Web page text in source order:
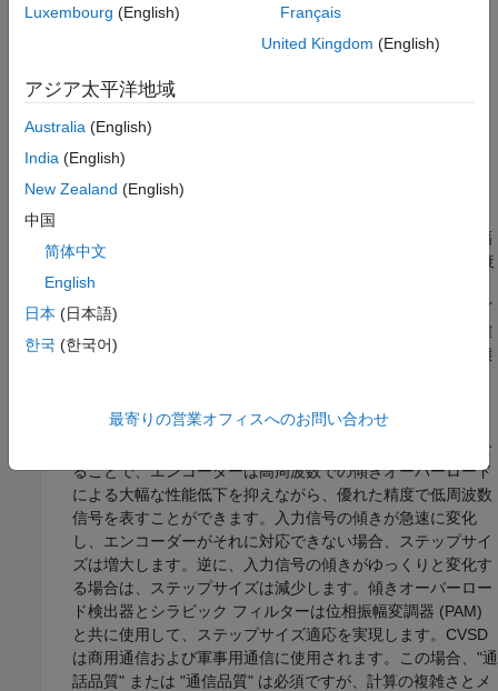
つの差分波形の符号化手法を確認します。各手法は 2 レベル (1
ビット) のエンコーダーを使用し、異なるサンプリング レートま
たはデータ レートで実行できます。エンコードされたビット レ
ば、LDM および CVSD の両方の場合は、サンプルごとに 1 ビッ
トを使用して、エンコード データ ストリームを計算します。
"LDM"では、一定のステップ サイズを使用して、信号サン
プルごとに 1 ビットで入力信号を近似します。エンコード
た信号サンプルと比べて、ステップサイズ分だけ振幅が増幅
します。各 0 ビットでは、振幅はステップサイズ分だけ減衰
します。LDM を使用すると、エンコーダーの性能が低下す
る場合があります。これは、高周波数成分が含まれる時など
に入力信号傾きが急速に変化し、エンコーダーがそれを正確
に追跡できなくなる「傾きオーバーロード」と呼ばれる状態
"CVSD"は適応ステップサイズが追加された LDM です。ス
テップサイズを入力信号の傾きの変化に調整または適応させ
ることで、エンコーダーは高周波数での傾きオーバーロード
による大幅な性能低下を抑えながら、優れた精度で低周波数
信号を表すことができます。入力信号の傾きが急速に変化
し、エンコーダーがそれに対応できない場合、ステップサイ
ズは増大します。逆に、入力信号の傾きがゆっくりと変化す
る場合は、ステップサイズは減少します。傾きオーバーロー
ド検出器とシラビック フィルターは位相振幅変調器 (PAM)
と共に使用して、ステップサイズ適応を実現します。CVSD
は商用通信および軍事用通信に使用されます。この場合、"通
話品質" または "通信品質" は必須ですが、計算の複雑さとメ
Luxembourg (English)
Français
United Kingdom (English)
アジア太平洋地域
Australia (English)
India (English)
New Zealand (English)
中国
简体中文
English
日本 (日本語)
한국 (한국어)
最寄りの営業オフィスへのお問い合わせ